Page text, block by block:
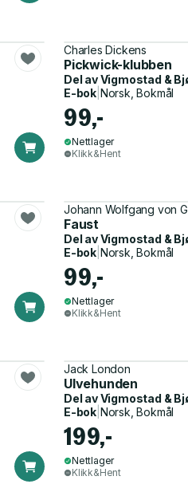
Charles Dickens
Pickwick-klubben
Del avVigmostad &
E-bok Norsk, Bokmål
99,-
Nettlager
Klikk&Hent
Johann Wolfgang von
Faust
Del avVigmostad &
E-bok Norsk, Bokmål
99,-
Nettlager
Klikk&Hent
Jack London
Ulvehunden
Del avVigmostad &
E-bok Norsk, Bokmål
199,-
Nettlager
Klikk&Hent